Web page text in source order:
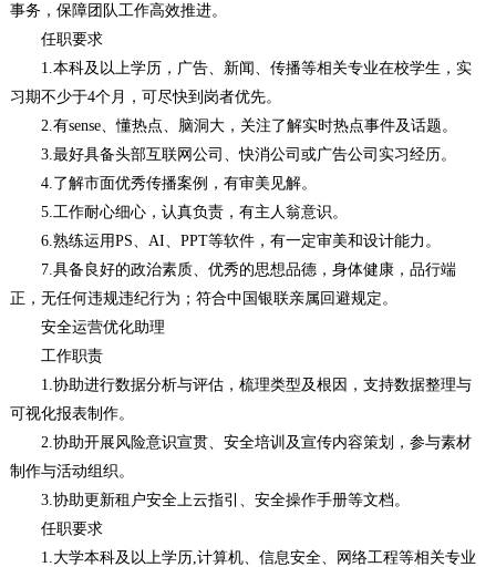
事务，保障团队工作高效推进。
任职要求
1.本科及以上学历，广告、新闻、传播等相关专业在校学生，实
习期不少于4个月，可尽快到岗者优先。
2.有sense、懂热点、脑洞大，关注了解实时热点事件及话题。
3.最好具备头部互联网公司、快消公司或广告公司实习经历。
4.了解市面优秀传播案例，有审美见解。
5.工作耐心细心，认真负责，有主人翁意识。
6.熟练运用PS、AI、PPT等软件，有一定审美和设计能力。
7.具备良好的政治素质、优秀的思想品德，身体健康，品行端
正，无任何违规违纪行为；符合中国银联亲属回避规定。
安全运营优化助理
工作职责
1.协助进行数据分析与评估，梳理类型及根因，支持数据整理与
可视化报表制作。
2.协助开展风险意识宣贯、安全培训及宣传内容策划，参与素材
制作与活动组织。
3.协助更新租户安全上云指引、安全操作手册等文档。
任职要求
1.大学本科及以上学历,计算机、信息安全、网络工程等相关专业